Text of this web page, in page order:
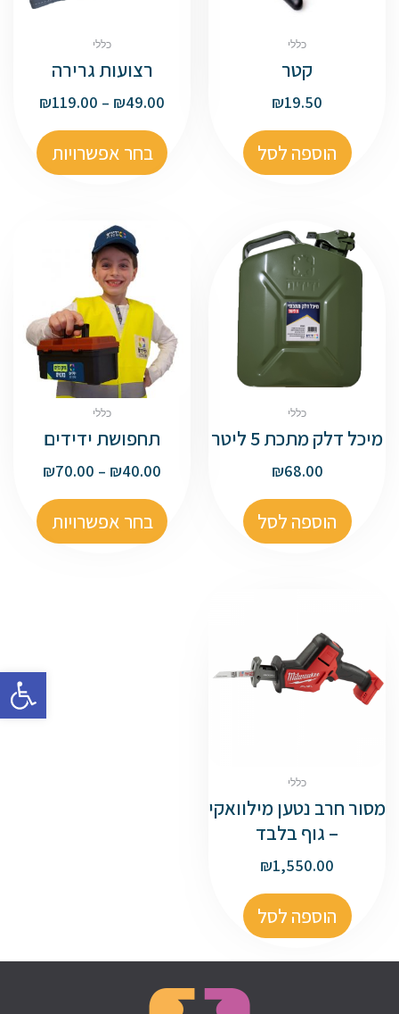
פתח
כללי
קטר
₪19.50
הוספה לסל
כללי
רצועות גרירה
₪49.00
–
₪119.00
בחר אפשרויות
כללי
מיכל דלק מתכת 5 ליטר
₪68.00
הוספה לסל
כללי
תחפושת ידידים
₪40.00
–
₪70.00
בחר אפשרויות
כללי
מסור חרב נטען מילוואקי
– גוף בלבד
₪1,550.00
הוספה לסל